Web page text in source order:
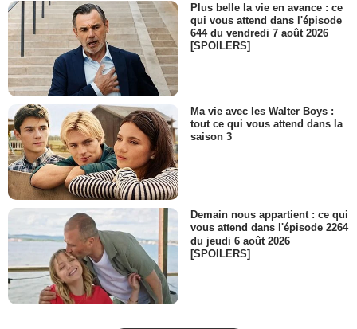
Plus belle la vie en avance : ce
qui vous attend dans l'épisode
644 du vendredi 7 août 2026
[SPOILERS]
Ma vie avec les Walter Boys :
tout ce qui vous attend dans la
saison 3
Demain nous appartient : ce qui
vous attend dans l'épisode 2264
du jeudi 6 août 2026
[SPOILERS]